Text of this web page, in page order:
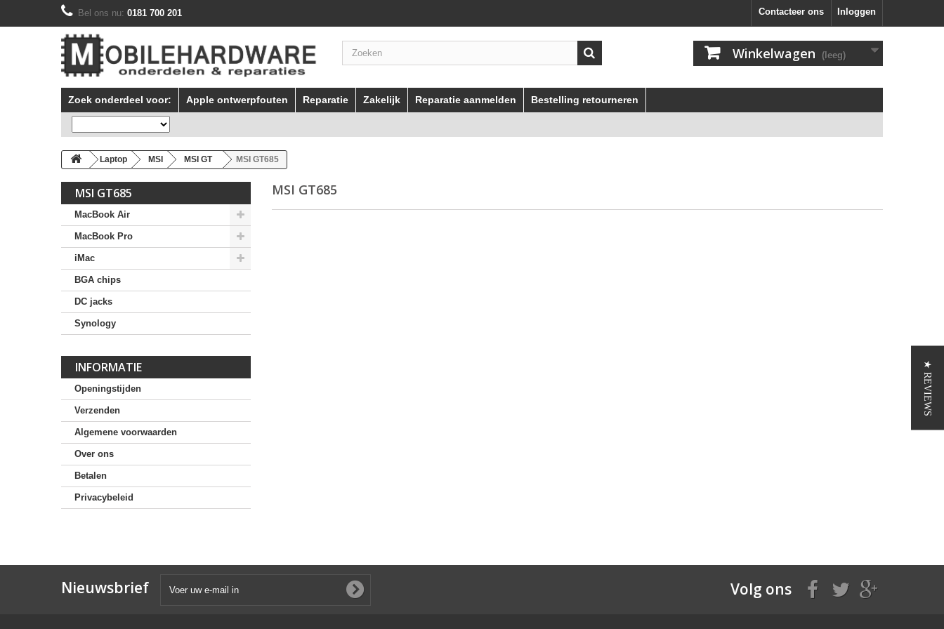
Inloggen
Contacteer ons
Bel ons nu: 0181 700 201
Winkelwagen (leeg)
Zoek onderdeel voor: Apple ontwerpfouten Reparatie Zakelijk Reparatie aanmelden Bestelling retourneren
Laptop MSI MSI GT MSI GT685
MSI GT685
MacBook Air
MacBook Pro
iMac
BGA chips
DC jacks
Synology
INFORMATIE
Openingstijden
Verzenden
Algemene voorwaarden
Over ons
Betalen
Privacybeleid
MSI GT685
Nieuwsbrief Volg ons
★ REVIEWS